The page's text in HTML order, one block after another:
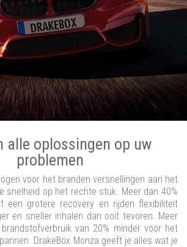
alle oplossingen op uw
problemen
voor het branden versnellingen aan het
snelheid op het rechte stuk. Meer dan 40%
een grotere recovery en rijden flexibiliteit
en sneller inhalen dan ooit tevoren. Meer
van 20% minder voor het
DrakeBox Monza geeft je alles wat je